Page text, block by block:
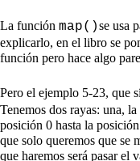
La función map()se usa
explicarlo, en el libro se
función pero hace algo
Pero el ejemplo 5-23, que
Tenemos dos rayas: una,
posición 0 hasta la
que solo queremos que se
que haremos será pasar el